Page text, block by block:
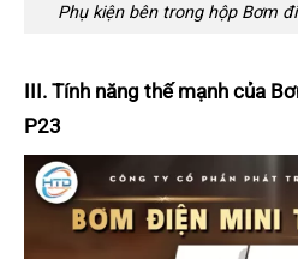
Phụ kiện bên trong hộp Bơm
III. Tính năng thế mạnh của
P23